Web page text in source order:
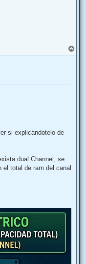
r
si explicándotelo de
dual Channel, se
el total de ram del canal